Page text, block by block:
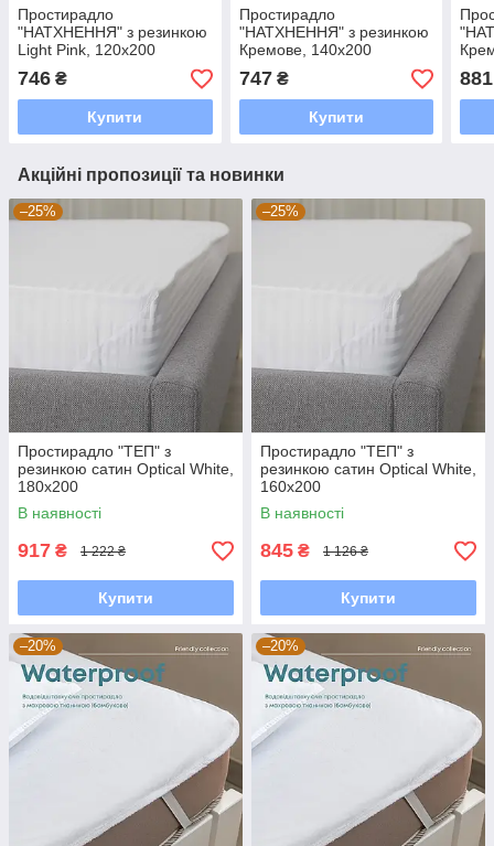
Простирадло
"НАТХНЕННЯ" з резинкою
Light Pink, 120x200
746 ₴
Купити
Простирадло
"НАТХНЕННЯ" з резинкою
Кремове, 140x200
747₴
Купити
881
Акційні пропозиції та новинки
–25%
Простирадло "ТЕП" з
резинкою сатин Optical White,
180x200
В наявності
917 ₴ 1 222 ₴
Купити
–25%
Простирадло "ТЕП" з
резинкою сатин Optical White,
160x200
В наявності
845 ₴ 1 126 ₴
Купити
–20% –20%